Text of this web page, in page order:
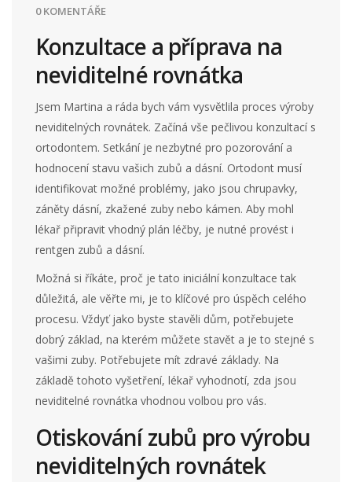
0 KOMENTÁŘE
Konzultace a příprava na
neviditelné rovnátka
Jsem Martina a ráda bych vám vysvětlila proces výroby
neviditelných rovnátek. Začíná vše pečlivou konzultací s
ortodontem. Setkání je nezbytné pro pozorování a
hodnocení stavu vašich zubů a dásní. Ortodont musí
identifikovat možné problémy, jako jsou chrupavky,
záněty dásní, zkažené zuby nebo kámen. Aby mohl
lékař připravit vhodný plán léčby, je nutné provést i
rentgen zubů a dásní.
Možná si říkáte, proč je tato iniciální konzultace tak
důležitá, ale věřte mi, je to klíčové pro úspěch celého
procesu. Vždyť jako byste stavěli dům, potřebujete
dobrý základ, na kterém můžete stavět a je to stejné s
vašimi zuby. Potřebujete mít zdravé základy. Na
základě tohoto vyšetření, lékař vyhodnotí, zda jsou
neviditelné rovnátka vhodnou volbou pro vás.
Otiskování zubů pro výrobu
neviditelných rovnátek